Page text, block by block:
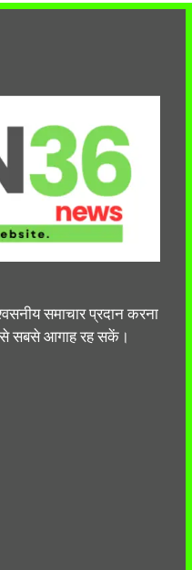
समाचार प्रदान करना
से सबसे आगाह रह सकें।